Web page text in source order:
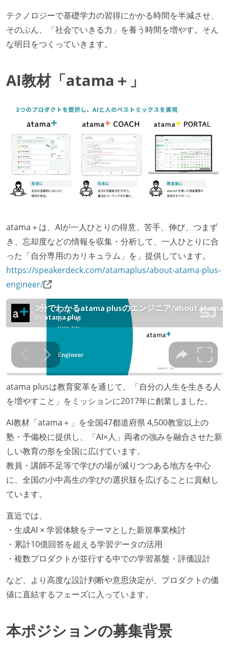
テクノロジーで基礎学力の習得にかかる時間を半減させ、
そのぶん、「社会でいきる力」を養う時間を増やす。そん
な明日をつくっていきます。
AI教材「atama＋」
atama＋は、AIが一人ひとりの得意、苦手、伸び、つまず
き、忘却度などの情報を収集・分析して、一人ひとりに合
った「自分専用のカリキュラム」を」提供しています。
https://speakerdeck.com/atamaplus/about-atama-plus-
engineer/
atama plusは教育変革を通じて、「自分の人生を生きる人
を増やすこと」をミッションに2017年に創業しました。
AI教材「atama＋」を全国47都道府県 4,500教室以上の
塾・予備校に提供し、「AI×人」両者の強みを融合させた新
しい教育の形を全国に広げています。
教員・講師不足等で学びの場が減りつつある地方を中心
に、全国の小中高生の学びの選択肢を広げることに貢献し
ています。
直近では、
・生成AI × 学習体験をテーマとした新規事業検討
・累計10億回答を超える学習データの活用
・複数プロダクトが並行する中での学習基盤・評価設計
など、より高度な設計判断や意思決定が、プロダクトの価
値に直結するフェーズに入っています。
本ポジションの募集背景